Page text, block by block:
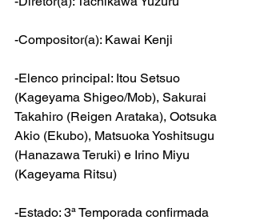
-Compositor(a): Kawai Kenji
-Elenco principal: Itou Setsuo
(Kageyama Shigeo/Mob), Sakurai
Takahiro (Reigen Arataka), Ootsuka
Akio (Ekubo), Matsuoka Yoshitsugu
(Hanazawa Teruki) e Irino Miyu
(Kageyama Ritsu)
-Estado: 3ª Temporada confirmada